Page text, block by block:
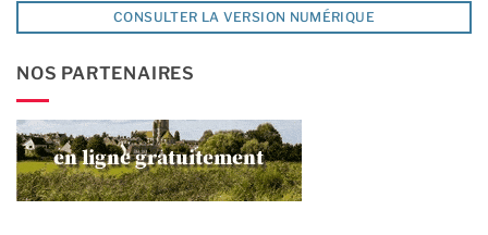
CONSULTER LA VERSION NUMÉRIQUE
NOS PARTENAIRES